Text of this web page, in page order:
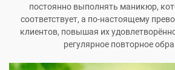
постоянно выполнять маникюр,
соответствует, а по-настоящему
клиентов, повышая их
регулярное повторное